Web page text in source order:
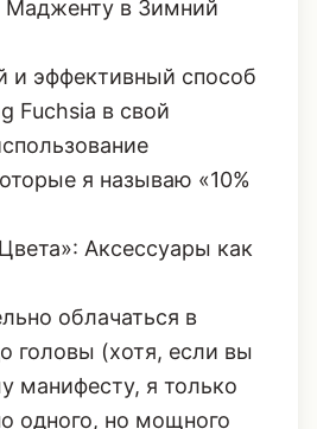
эффект 'дорогой
Как
Мадженту в Зимний
эффективный способ
Fuchsia в свой
я называю «10%
Аксессуары как